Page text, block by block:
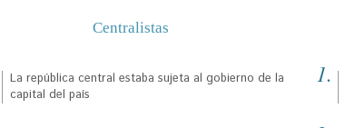
Centralistas
La república central estaba sujeta al gobierno de la
capital del país